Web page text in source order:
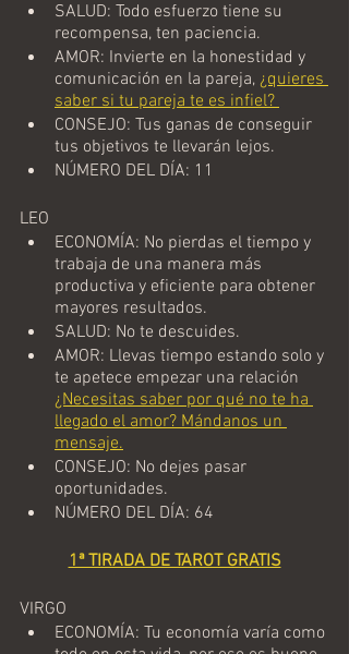
SALUD: Todo esfuerzo tiene su
recompensa, ten paciencia.
AMOR: Invierte en la honestidad y
comunicación en la pareja, ¿quieres
saber si tu pareja te es infiel?
CONSEJO: Tus ganas de conseguir
tus objetivos te llevarán lejos.
NÚMERO DEL DÍA: 11
LEO
ECONOMÍA: No pierdas el tiempo y
trabaja de una manera más
productiva y eficiente para obtener
mayores resultados.
SALUD: No te descuides.
AMOR: Llevas tiempo estando solo y
te apetece empezar una relación
¿Necesitas saber por qué no te ha
llegado el amor? Mándanos un
mensaje.
CONSEJO: No dejes pasar
oportunidades.
NÚMERO DEL DÍA: 64
1ª TIRADA DE TAROT GRATIS
VIRGO
ECONOMÍA: Tu economía varía como